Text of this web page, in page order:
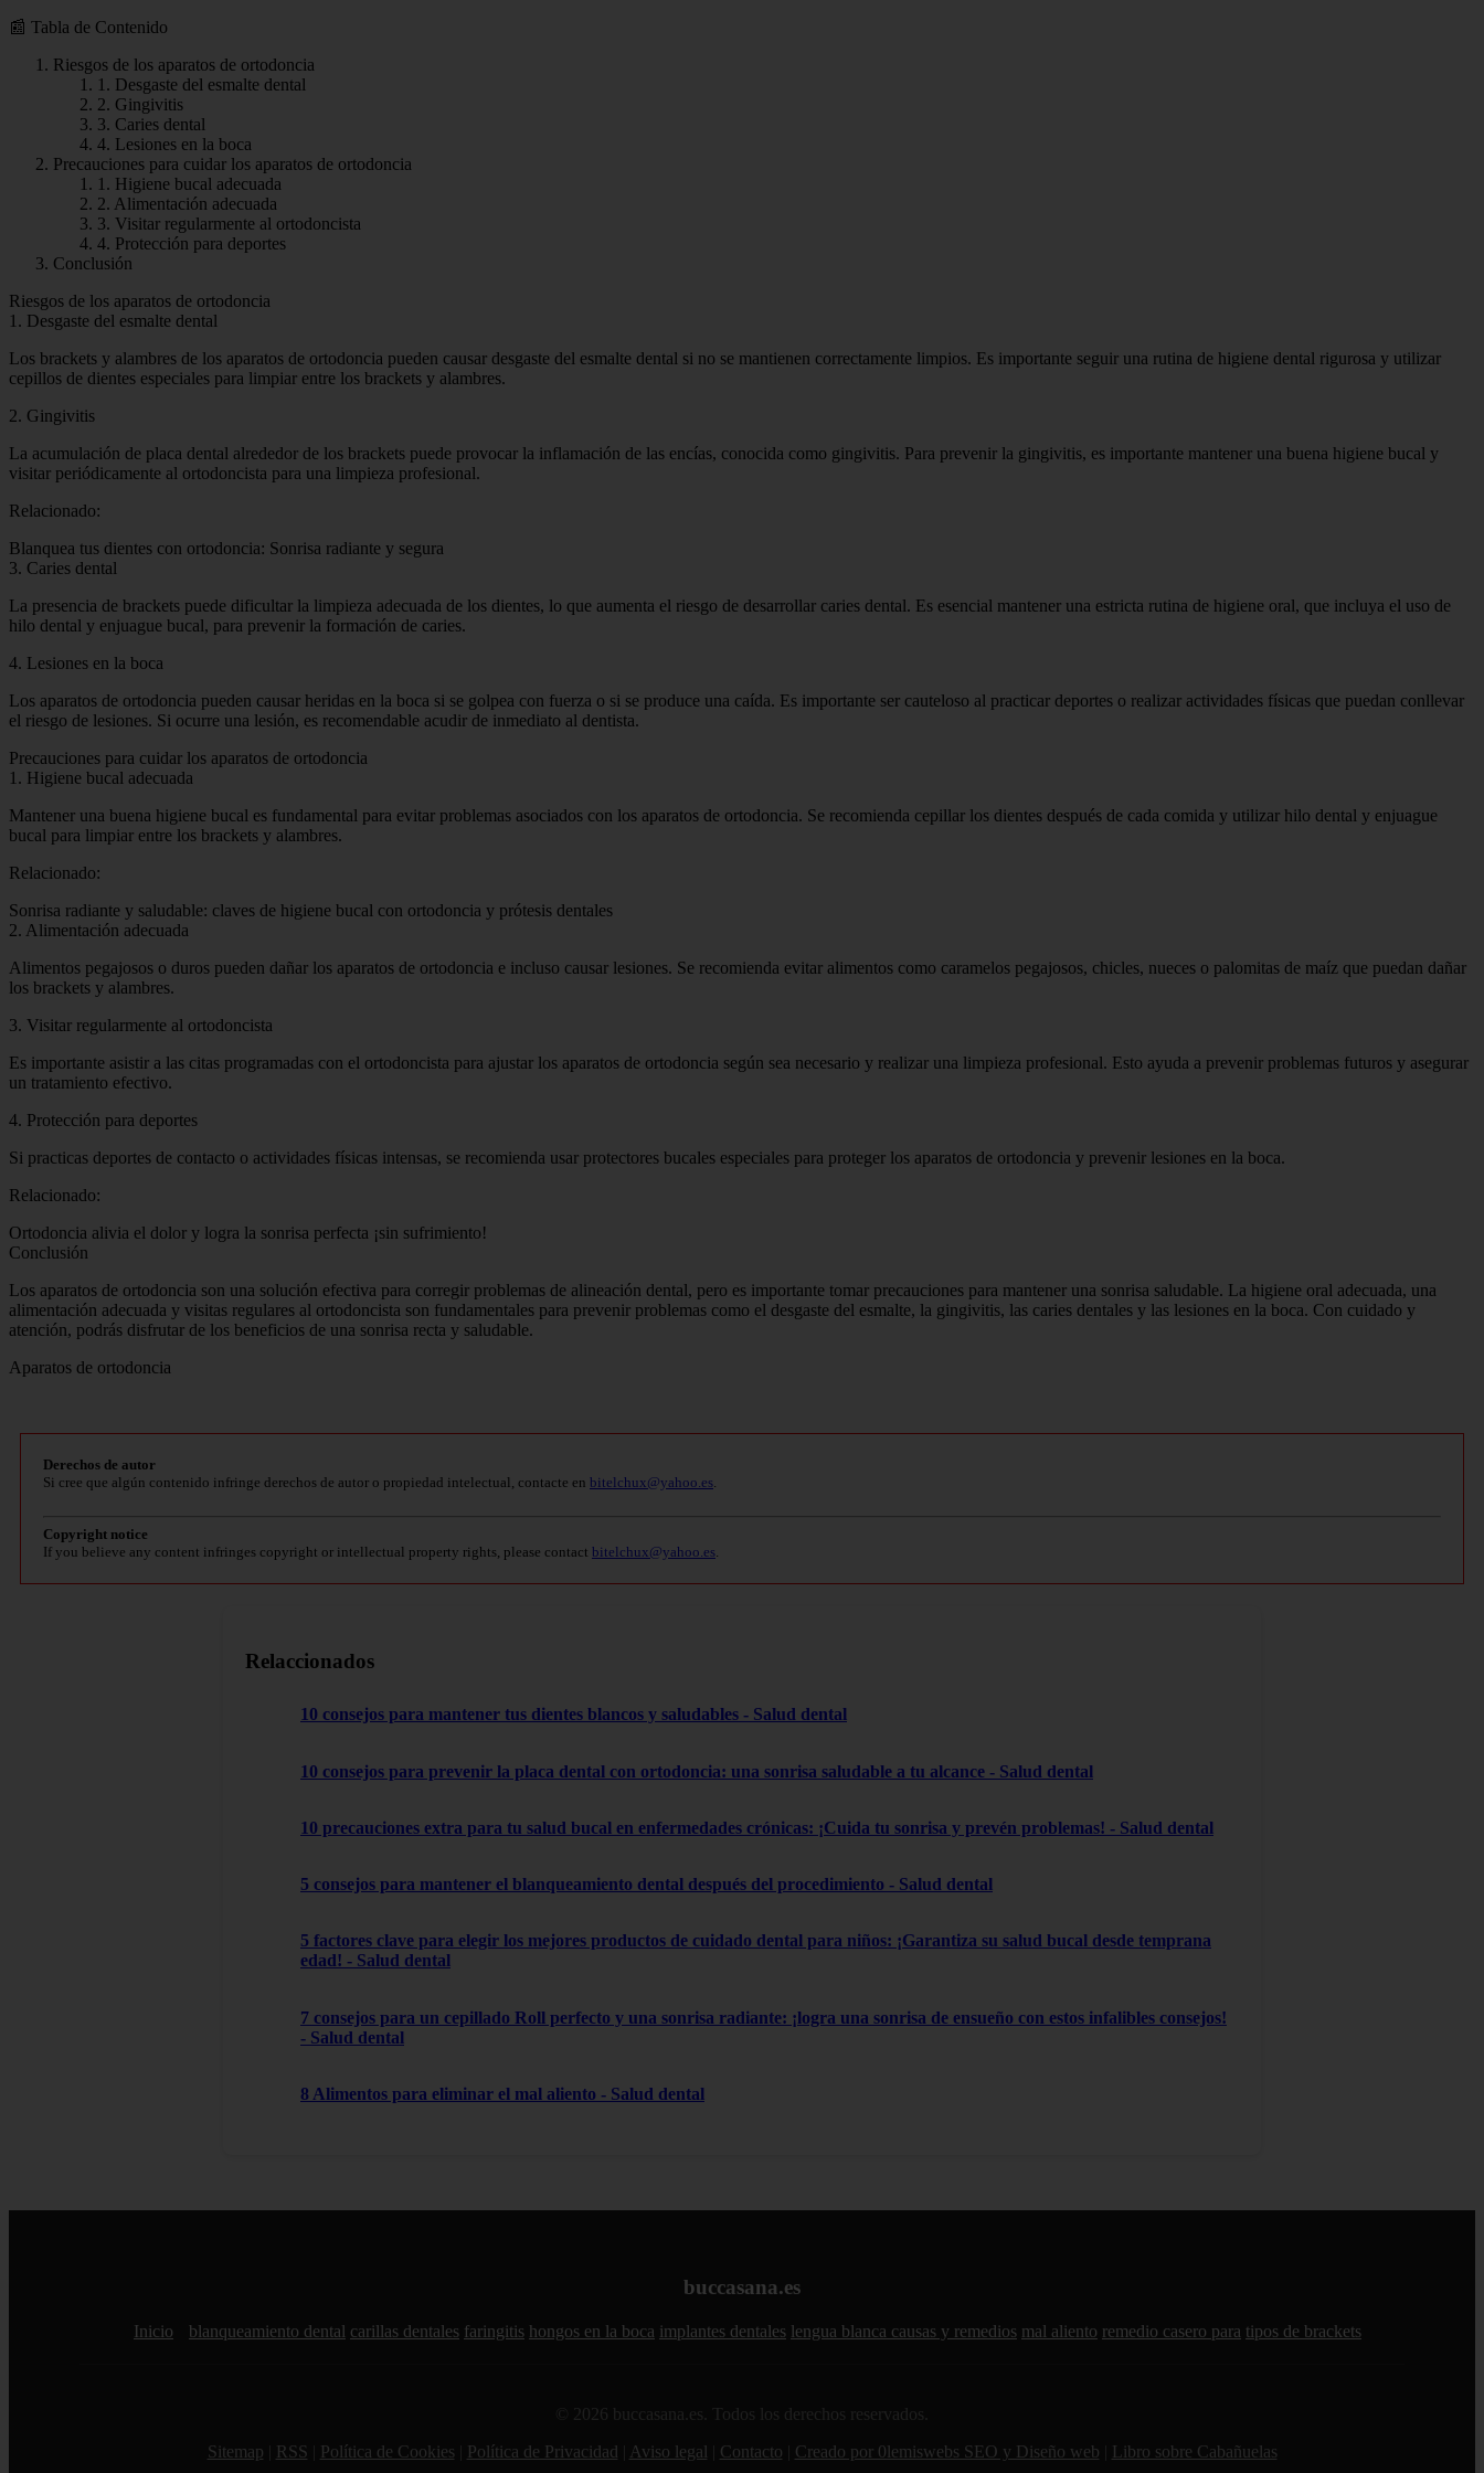
📰 Tabla de Contenido
Riesgos de los aparatos de ortodoncia
1. Desgaste del esmalte dental
2. Gingivitis
3. Caries dental
4. Lesiones en la boca
Precauciones para cuidar los aparatos de ortodoncia
1. Higiene bucal adecuada
2. Alimentación adecuada
3. Visitar regularmente al ortodoncista
4. Protección para deportes
Conclusión
Riesgos de los aparatos de ortodoncia
1. Desgaste del esmalte dental
Los brackets y alambres de los aparatos de ortodoncia pueden causar desgaste del esmalte dental si no se mantienen correctamente limpios. Es importante seguir una rutina de higiene dental rigurosa y utilizar
cepillos de dientes especiales para limpiar entre los brackets y alambres.
2. Gingivitis
La acumulación de placa dental alrededor de los brackets puede provocar la inflamación de las encías, conocida como gingivitis. Para prevenir la gingivitis, es importante mantener una buena higiene bucal y
visitar periódicamente al ortodoncista para una limpieza profesional.
Relacionado:
Blanquea tus dientes con ortodoncia: Sonrisa radiante y segura
3. Caries dental
La presencia de brackets puede dificultar la limpieza adecuada de los dientes, lo que aumenta el riesgo de desarrollar caries dental. Es esencial mantener una estricta rutina de higiene oral, que incluya el uso de
hilo dental y enjuague bucal, para prevenir la formación de caries.
4. Lesiones en la boca
Los aparatos de ortodoncia pueden causar heridas en la boca si se golpea con fuerza o si se produce una caída. Es importante ser cauteloso al practicar deportes o realizar actividades físicas que puedan conllevar
el riesgo de lesiones. Si ocurre una lesión, es recomendable acudir de inmediato al dentista.
Precauciones para cuidar los aparatos de ortodoncia
1. Higiene bucal adecuada
Mantener una buena higiene bucal es fundamental para evitar problemas asociados con los aparatos de ortodoncia. Se recomienda cepillar los dientes después de cada comida y utilizar hilo dental y enjuague
bucal para limpiar entre los brackets y alambres.
Relacionado:
Sonrisa radiante y saludable: claves de higiene bucal con ortodoncia y prótesis dentales
2. Alimentación adecuada
Alimentos pegajosos o duros pueden dañar los aparatos de ortodoncia e incluso causar lesiones. Se recomienda evitar alimentos como caramelos pegajosos, chicles, nueces o palomitas de maíz que puedan dañar
los brackets y alambres.
3. Visitar regularmente al ortodoncista
Es importante asistir a las citas programadas con el ortodoncista para ajustar los aparatos de ortodoncia según sea necesario y realizar una limpieza profesional. Esto ayuda a prevenir problemas futuros y asegurar
un tratamiento efectivo.
4. Protección para deportes
Si practicas deportes de contacto o actividades físicas intensas, se recomienda usar protectores bucales especiales para proteger los aparatos de ortodoncia y prevenir lesiones en la boca.
Relacionado:
Ortodoncia alivia el dolor y logra la sonrisa perfecta ¡sin sufrimiento!
Conclusión
Los aparatos de ortodoncia son una solución efectiva para corregir problemas de alineación dental, pero es importante tomar precauciones para mantener una sonrisa saludable. La higiene oral adecuada, una
alimentación adecuada y visitas regulares al ortodoncista son fundamentales para prevenir problemas como el desgaste del esmalte, la gingivitis, las caries dentales y las lesiones en la boca. Con cuidado y
atención, podrás disfrutar de los beneficios de una sonrisa recta y saludable.
Aparatos de ortodoncia
Derechos de autor
Si cree que algún contenido infringe derechos de autor o propiedad intelectual, contacte en bitelchux@yahoo.es
Copyright notice
If you believe any content infringes copyright or intellectual property rights, please contact bitelchux@yahoo.es
Relaccionados
10 consejos para mantener tus dientes blancos y saludables - Salud dental
10 consejos para prevenir la placa dental con ortodoncia: una sonrisa saludable a tu alcance - Salud dental
10 precauciones extra para tu salud bucal en enfermedades crónicas: ¡Cuida tu sonrisa y prevén problemas! - Salud dental
5 consejos para mantener el blanqueamiento dental después del procedimiento - Salud dental
5 factores clave para elegir los mejores productos de cuidado dental para niños: ¡Garantiza su salud bucal desde temprana
edad! - Salud dental
7 consejos para un cepillado Roll perfecto y una sonrisa radiante: ¡logra una sonrisa de ensueño con estos infalibles consejos!
- Salud dental
8 Alimentos para eliminar el mal aliento - Salud dental
buccasana.es
Inicio blanqueamiento dental carillas dentales faringitis hongos en la boca implantes dentales lengua blanca causas y remedios mal aliento remedio casero para tipos de brackets
© 2026 buccasana.es. Todos los derechos reservados.
Sitemap
RSS Política de Cookies Política de Privacidad Aviso legal Contacto Creado por 0lemiswebs SEO y Diseño web Libro sobre Cabañuelas